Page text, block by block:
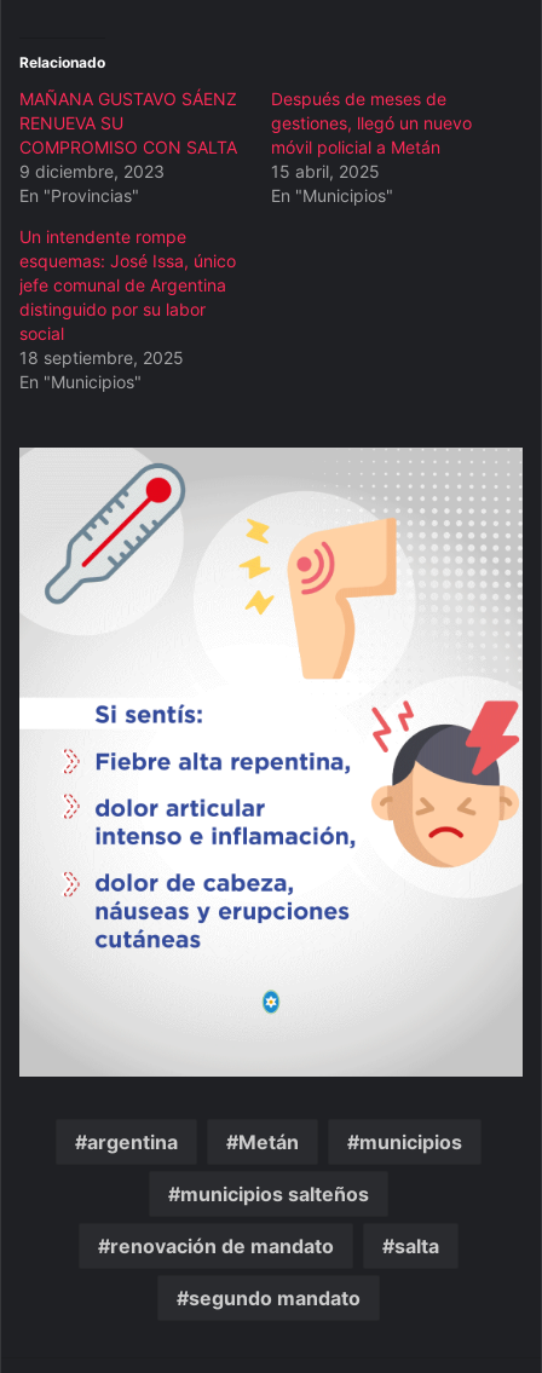
Relacionado
MAÑANA GUSTAVO SÁENZ
RENUEVA SU
COMPROMISO CON SALTA
9 diciembre, 2023
En "Provincias"
Después de meses de
gestiones, llegó un nuevo
móvil policial a Metán
15 abril, 2025
En "Municipios"
Un intendente rompe
esquemas: José Issa, único
jefe comunal de Argentina
distinguido por su labor
social
18 septiembre, 2025
En "Municipios"
argentina Metán municipios
municipios salteños
renovación de mandato salta
segundo mandato